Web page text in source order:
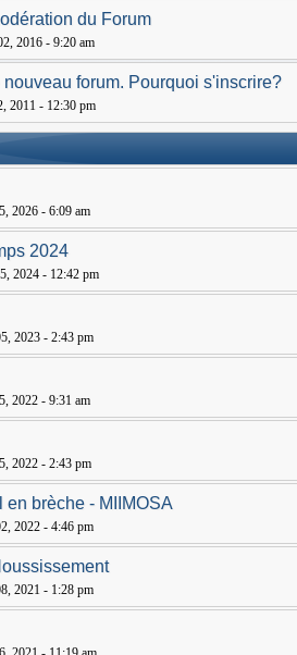
du Forum
2016 - 9:20 am
nouveau forum. Pourquoi s'inscrire?
2011 - 12:30 pm
2026 - 6:09 am
2024
2024 - 12:42 pm
2023 - 2:43 pm
2022 - 9:31 am
2022 - 2:43 pm
en brèche - MIIMOSA
2022 - 4:46 pm
2021 - 1:28 pm